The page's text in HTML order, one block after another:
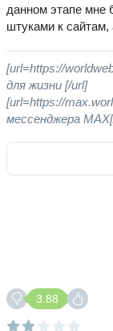
данном этапе мне
штуками к
[url=https://
для жизни [/url]
[url=https://
мессенджера
3.88